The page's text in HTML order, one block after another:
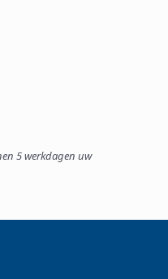
5 werkdagen uw